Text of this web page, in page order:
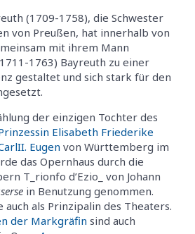
(1709-1758), die Schwester
von Preußen, hat innerhalb von
mit ihrem Mann
1763) Bayreuth zu einer
gestaltet und sich stark für den
der einzigen Tochter des
Elisabeth Friederike
II. Eugen von Württemberg im
das Opernhaus durch die
T_rionfo d’Ezio_ von Johann
in Benutzung genommen.
als Prinzipalin des Theaters.
der Markgräfin sind auch